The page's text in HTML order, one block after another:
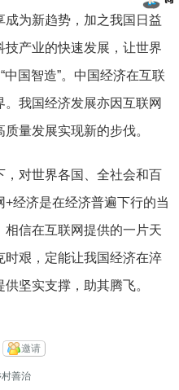
成为新趋势，加之我国日益
产业的快速发展，让世界
中国智造”。中国经济在互联
我国经济发展亦因互联网
量发展实现新的步伐。
对世界各国、全社会和百
经济是在经济普遍下行的当
信在互联网提供的一片天
时艰，定能让我国经济在淬
坚实支撑，助其腾飞。
邀请
善治